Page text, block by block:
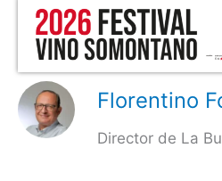
Florentino
Director de La